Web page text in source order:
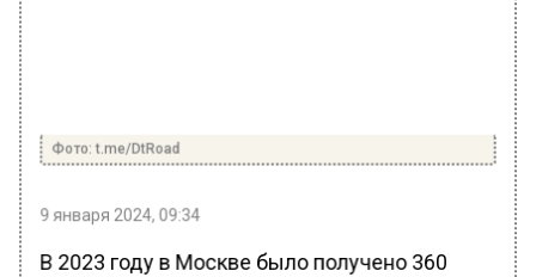
Фото: t.me/DtRoad
9 января 2024, 09:34
В 2023 году в Москве было получено 360